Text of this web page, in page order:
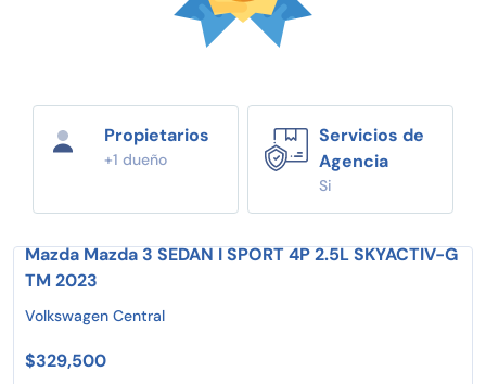
Propietarios
+1 dueño
Servicios de
Agencia
Si
Mazda Mazda 3 SEDAN I SPORT 4P 2.5L SKYACTIV-G
TM 2023
Volkswagen Central
$329,500